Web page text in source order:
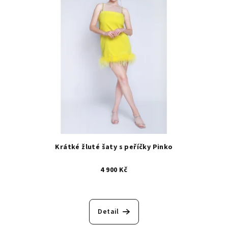
Krátké žluté šaty s peříčky Pinko
4 900 Kč
Detail